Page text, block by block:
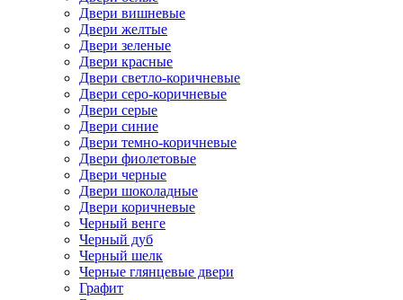
Двери вишневые
Двери желтые
Двери зеленые
Двери красные
Двери светло-коричневые
Двери серо-коричневые
Двери серые
Двери синие
Двери темно-коричневые
Двери фиолетовые
Двери черные
Двери шоколадные
Двери коричневые
Черный венге
Черный дуб
Черный шелк
Черные глянцевые двери
Графит